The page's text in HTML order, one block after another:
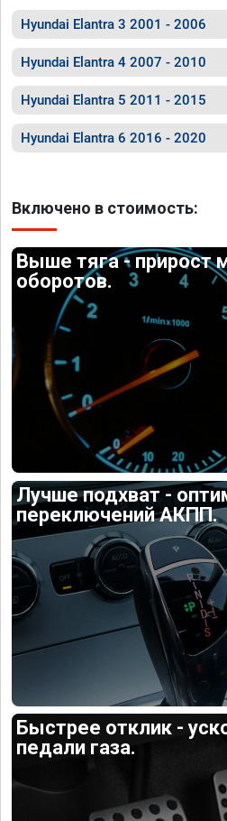
Hyundai Elantra 3 2001 - 2006
Hyundai Elantra 4 2007 - 2010
Hyundai Elantra 5 2011 - 2015
Hyundai Elantra 6 2016 - 2020
Включено в стоимость:
Выше тяга - прирост
оборотов.
Лучше подхват -
переключений АКПП.
Быстрее отклик -
педали газа.